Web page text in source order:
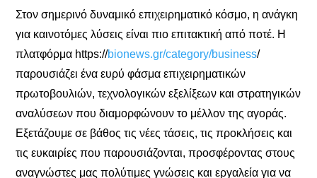
Στον σημερινό δυναμικό επιχειρηματικό κόσμο, η ανάγκη
για καινοτόμες λύσεις είναι πιο επιτακτική από ποτέ. Η
πλατφόρμα https://bionews.gr/category/business/
παρουσιάζει ένα ευρύ φάσμα επιχειρηματικών
πρωτοβουλιών, τεχνολογικών εξελίξεων και στρατηγικών
αναλύσεων που διαμορφώνουν το μέλλον της αγοράς.
Εξετάζουμε σε βάθος τις νέες τάσεις, τις προκλήσεις και
τις ευκαιρίες που παρουσιάζονται, προσφέροντας στους
αναγνώστες μας πολύτιμες γνώσεις και εργαλεία για να